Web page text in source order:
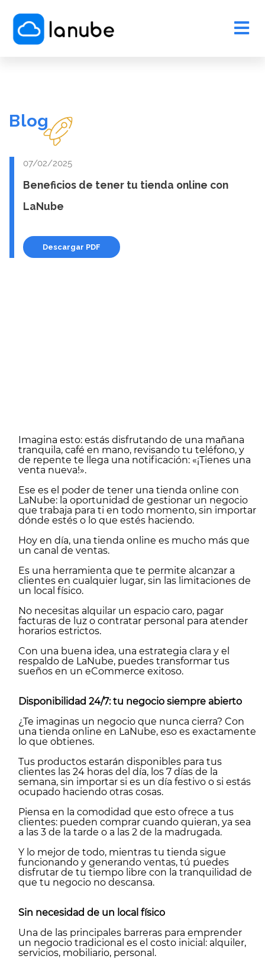
Blog
07/02/2025
Beneficios de tener tu tienda online con
LaNube
Descargar PDF
Imagina esto: estás disfrutando de una mañana
tranquila, café en mano, revisando tu teléfono, y
de repente te llega una notificación: «¡Tienes una
venta nueva!».
Ese es el poder de tener una tienda online con
LaNube: la oportunidad de gestionar un negocio
que trabaja para ti en todo momento, sin importar
dónde estés o lo que estés haciendo.
Hoy en día, una tienda online es mucho más que
un canal de ventas.
Es una herramienta que te permite alcanzar a
clientes en cualquier lugar, sin las limitaciones de
un local físico.
No necesitas alquilar un espacio caro, pagar
facturas de luz o contratar personal para atender
horarios estrictos.
Con una buena idea, una estrategia clara y el
respaldo de LaNube, puedes transformar tus
sueños en un eCommerce exitoso.
Disponibilidad 24/7: tu negocio siempre abierto
¿Te imaginas un negocio que nunca cierra? Con
una tienda online en LaNube, eso es exactamente
lo que obtienes.
Tus productos estarán disponibles para tus
clientes las 24 horas del día, los 7 días de la
semana, sin importar si es un día festivo o si estás
ocupado haciendo otras cosas.
Piensa en la comodidad que esto ofrece a tus
clientes: pueden comprar cuando quieran, ya sea
a las 3 de la tarde o a las 2 de la madrugada.
Y lo mejor de todo, mientras tu tienda sigue
funcionando y generando ventas, tú puedes
disfrutar de tu tiempo libre con la tranquilidad de
que tu negocio no descansa.
Sin necesidad de un local físico
Una de las principales barreras para emprender
un negocio tradicional es el costo inicial: alquiler,
servicios, mobiliario, personal.